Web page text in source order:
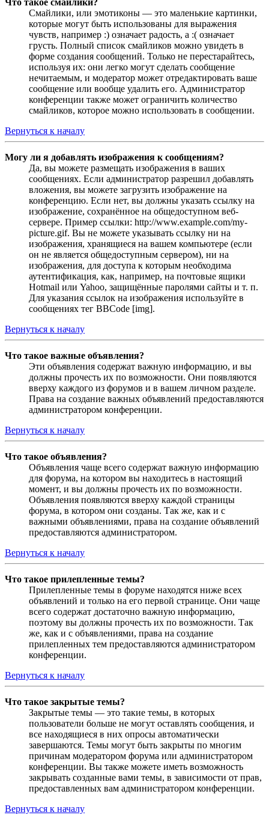
Что такое смайлики?
Смайлики, или эмотиконы — это маленькие картинки,
которые могут быть использованы для выражения
чувств, например :) означает радость, а :( означает
грусть. Полный список смайликов можно увидеть в
форме создания сообщений. Только не перестарайтесь,
используя их: они легко могут сделать сообщение
нечитаемым, и модератор может отредактировать ваше
сообщение или вообще удалить его. Администратор
конференции также может ограничить количество
смайликов, которое можно использовать в сообщении.
Вернуться к началу
Могу ли я добавлять изображения к сообщениям?
Да, вы можете размещать изображения в ваших
сообщениях. Если администратор разрешил добавлять
вложения, вы можете загрузить изображение на
конференцию. Если нет, вы должны указать ссылку на
изображение, сохранённое на общедоступном веб-
сервере. Пример ссылки: http://www.example.com/my-
picture.gif. Вы не можете указывать ссылку ни на
изображения, хранящиеся на вашем компьютере (если
он не является общедоступным сервером), ни на
изображения, для доступа к которым необходима
аутентификация, как, например, на почтовые ящики
Hotmail или Yahoo, защищённые паролями сайты и т. п.
Для указания ссылок на изображения используйте в
сообщениях тег BBCode [img].
Вернуться к началу
Что такое важные объявления?
Эти объявления содержат важную информацию, и вы
должны прочесть их по возможности. Они появляются
вверху каждого из форумов и в вашем личном разделе.
Права на создание важных объявлений предоставляются
администратором конференции.
Вернуться к началу
Что такое объявления?
Объявления чаще всего содержат важную информацию
для форума, на котором вы находитесь в настоящий
момент, и вы должны прочесть их по возможности.
Объявления появляются вверху каждой страницы
форума, в котором они созданы. Так же, как и с
важными объявлениями, права на создание объявлений
предоставляются администратором.
Вернуться к началу
Что такое прилепленные темы?
Прилепленные темы в форуме находятся ниже всех
объявлений и только на его первой странице. Они чаще
всего содержат достаточно важную информацию,
поэтому вы должны прочесть их по возможности. Так
же, как и с объявлениями, права на создание
прилепленных тем предоставляются администратором
конференции.
Вернуться к началу
Что такое закрытые темы?
Закрытые темы — это такие темы, в которых
пользователи больше не могут оставлять сообщения, и
все находящиеся в них опросы автоматически
завершаются. Темы могут быть закрыты по многим
причинам модератором форума или администратором
конференции. Вы также можете иметь возможность
закрывать созданные вами темы, в зависимости от прав,
предоставленных вам администратором конференции.
Вернуться к началу